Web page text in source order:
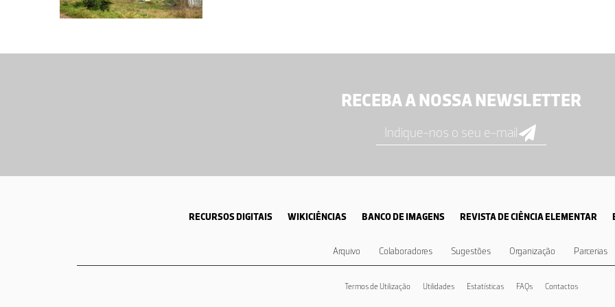
RECEBA A NOSSA NEWSLETTER
RECURSOS DIGITAIS WIKICIÊNCIAS BANCO DE IMAGENS REVISTA DE CIÊNCIA ELEMENTAR
Arquivo Colaboradores Sugestões Organização Parcerias
Termos de Utilização Utilidades Estatísticas FAQs Contactos